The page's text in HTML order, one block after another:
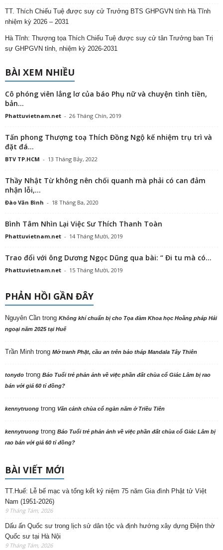
TT. Thích Chiếu Tuệ được suy cử Trưởng BTS GHPGVN tỉnh Hà Tĩnh
nhiệm kỳ 2026 – 2031
Hà Tĩnh: Thượng tọa Thích Chiếu Tuệ được suy cử tân Trưởng ban Trị
sự GHPGVN tỉnh, nhiệm kỳ 2026-2031
BÀI XEM NHIỀU
Cô phóng viên lẳng lơ của báo Phụ nữ và chuyện tình tiền,
bản...
Phattuvietnam.net - 26 Tháng Chín, 2019
Tấn phong Thượng toạ Thích Đồng Ngộ kế nhiệm trụ trì và
đặt đá...
BTV TP.HCM - 13 Tháng Bảy, 2022
Thầy Nhật Từ không nên chối quanh mà phải có can đảm
nhận lỗi,...
Đào Văn Bình - 18 Tháng Ba, 2020
Bình Tâm Nhìn Lại Việc Sư Thích Thanh Toàn
Phattuvietnam.net - 14 Tháng Mười, 2019
Trao đổi với ông Dương Ngọc Dũng qua bài: “ Đi tu mà có...
Phattuvietnam.net - 15 Tháng Mười, 2019
PHẢN HỒI GẦN ĐÂY
Nguyên Cần trong Không khí chuẩn bị cho Tọa đàm Khoa học Hoằng pháp Hải
ngoại năm 2025 tại Huế
Trần Minh trong Mở tranh Phật, cầu an trên bảo tháp Mandala Tây Thiên
tonydo trong Báo Tuổi trẻ phản ảnh về việc phần đất chùa cổ Giác Lâm bị rao
bán với giá 60 tỉ đồng?
kennytruong trong Vãn cảnh chùa cổ ngàn năm ở Triều Tiên
kennytruong trong Báo Tuổi trẻ phản ảnh về việc phần đất chùa cổ Giác Lâm bị
rao bán với giá 60 tỉ đồng?
BÀI VIẾT MỚI
TT.Huế: Lễ bế mạc và tổng kết kỷ niệm 75 năm Gia đình Phật tử Việt
Nam (1951-2026)
9 Tháng Tám, 2026
Dấu ấn Quốc sư trong lịch sử dân tộc và định hướng xây dựng Điện thờ
Quốc sư tại Hà Nội
9 Tháng Tám, 2026